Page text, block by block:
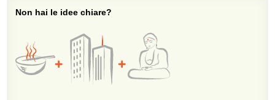
Non hai le idee chiare?